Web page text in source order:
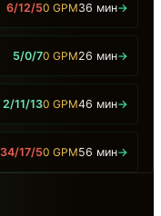
6/12/50 GPM36 мин→
5/0/70 GPM26 мин→
2/11/130 GPM46 мин→
34/17/50 GPM56 мин→